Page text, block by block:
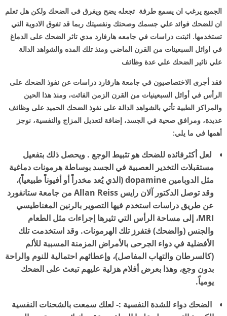
الجميع يرغب ان يسمع طرفة تجعله يضح ويغرق في الضحك ولكن هل تعلم
ان للضحك فوائد علي جسمك وصحتك ونفسيتك ربما قد تفوق الادوية التي
تستخدمها. اثبتت دراسات في جامعه هارفارد مدي تاثر الضحك على الدماغ
في اوائل السبعينات من القرن الماضي ومنذ تلك المده والشواهد الدالة
علي تاثير الضحك علي عدة وظائف
فقد أجرى الاختصاصيون في جامعة هارفارد دراسات عن نفوذ الضحك على
الرأس في أوائل السبعينيات من القرن الزمن الفائت، ومنذ هذا الحين
والمراكز الطبية تأتي بالشواهد الدالة على نفوذ الضحك الحميد على وظائف
عديدة، ومرافق صحية في الجسد، إضافة لتعديل المزاج والنفسية، نوجز
أهمها في ما يلي:
لعل أكثرفائده للضحك هو تثبيط الوجع . ويحصل ذلك بتفعيل
مستقبلات التخدير العصبية في الجسد بوساطة هرمونات دماغية
مثل الدوبامين dopamine (الذي يُعد مخدراً أو أفيوناً طبيعياً)،
وقد توصل الدكتور آلان رايس Allan Reiss من جامعة ستانفورد
عن طريق دراسات استخدم فيها التصوير بالرنين المغناطيسي
MRI، إلى مساحة الرأس التي تثيرها إجراءات مثل الطعام
والجنس (والضحك) فتفرز تلك الهرمونات. وقد استخدمت تلك
الأفضلية في دواء الجرحى بالأمراض المزمنة المسببة للألم
(كالسرطان والتهاب المفاصل)، وإعطائهم احتمالية للنوم والراحة
بدون وجع، وهذا بعرض أفلام هزلية عليهم تبعث على الضحك
يومياً.
الضحك دواء للشدة النفسية :- لعلك سمعت بالشحنات النفسية